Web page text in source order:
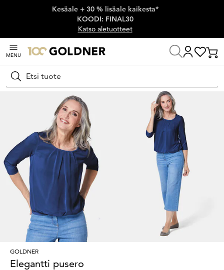
Ohita siirtymä, siirry pääsisältöön
Kesäale + 30 % lisäale kaikesta*
KOODI: FINAL30
Katso aletuotteet
MENU
Hae
Koti Naisten muoti
GOLDNER
Elegantti pusero